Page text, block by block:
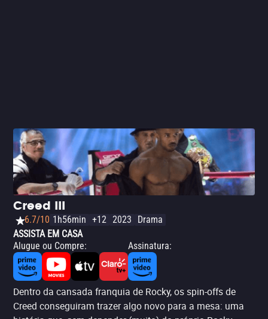
Creed III
6.7/10 1h56min +12 2023
Drama
ASSISTA EM CASA
Alugue ou Compre: Assinatura:
Dentro da cansada franquia de Rocky, os spin-offs de
Creed conseguiram trazer algo novo para a mesa: uma